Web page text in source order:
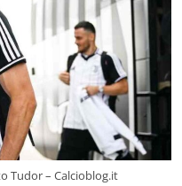
Tudor – Calcioblog.it